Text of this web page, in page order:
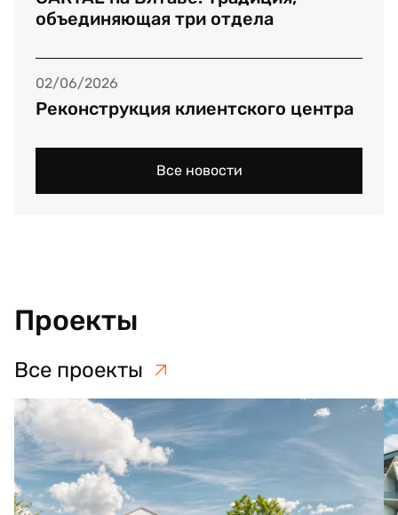
объединяющая три отдела
02/06/2026
Реконструкция клиентского центра
Все новости
Проекты
Все проекты